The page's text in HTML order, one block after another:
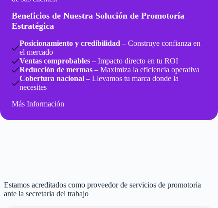
Beneficios de Nuestra Solución de Promotoría
Estratégica
Posicionamiento y credibilidad – Construye confianza en
el mercado
Ventas comprobables – Impacto directo en tu ROI
Reducción de mermas – Maximiza la eficiencia operativa
Cobertura nacional – Llevamos tu marca donde la
necesites
Más Información
Estamos acreditados como proveedor de servicios de promotoría
ante la secretaria del trabajo